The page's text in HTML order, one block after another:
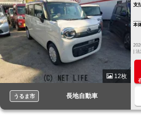
12枚
うるま市 長地自動車
支
本
法